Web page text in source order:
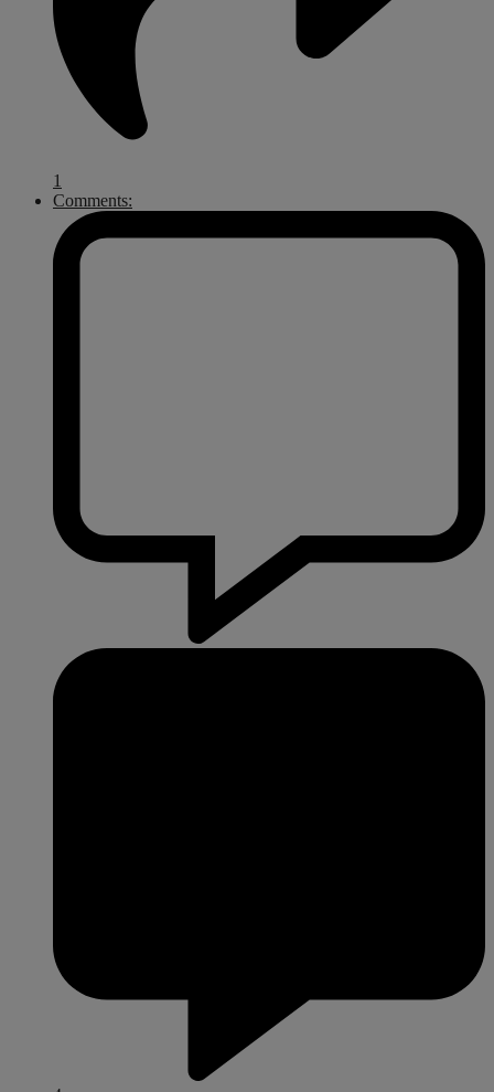
1
Comments: